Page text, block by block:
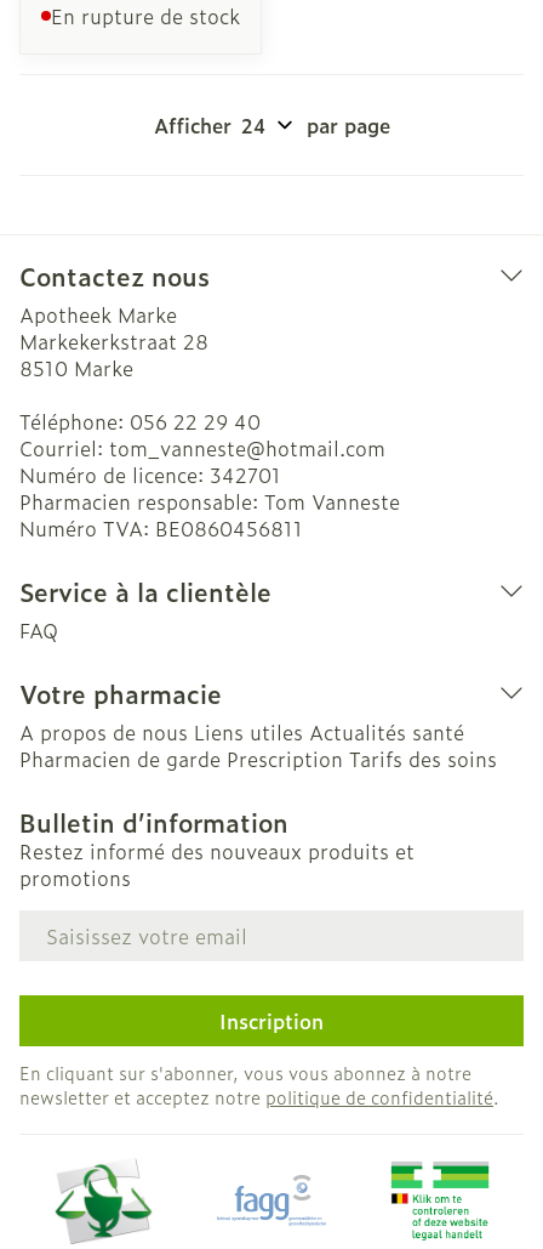
En rupture de stock
Afficher par page
Contactez nous
Apotheek Marke
Markekerkstraat 28
8510 Marke
Téléphone: 056 22 29 40
Courriel: tom_vanneste@hotmail.com
Numéro de licence: 342701
Pharmacien responsable: Tom Vanneste
Numéro TVA: BE0860456811
Service à la clientèle
FAQ
Votre pharmacie
A propos de nous Liens utiles Actualités santé
Pharmacien de garde Prescription Tarifs des soins
Bulletin d’information
Restez informé des nouveaux produits et
promotions
Adresse mail
Inscription
En cliquant sur s'abonner, vous vous abonnez à notre
newsletter et acceptez notre politique de confidentialité.